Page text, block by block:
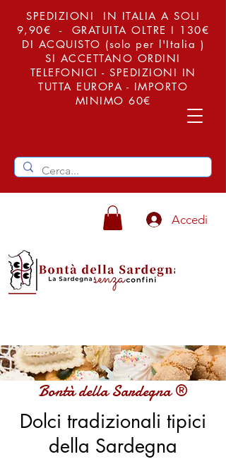
SPEDIZIONI IN ITALIA A SOLI
9,90€ - GRATUITA OLTRE I 130€
DI ACQUISTO (solo per l'Italia )
SI ACCETTANO ORDINI
TELEFONICI - SPEDIZIONI IN
TUTTA EUROPA - IMPORTO
MINIMO 60€
Accedi
Bontà della Sardegna ®
Dolci tradizionali tipici
della Sardegna